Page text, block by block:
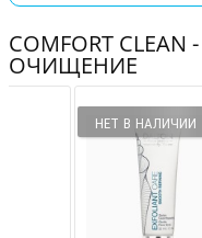
COMFORT
ОЧИЩЕНИЕ
НЕТ В НАЛИЧИИ